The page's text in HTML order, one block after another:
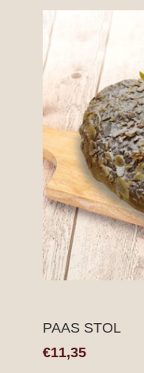
PAAS STOL
€11,35